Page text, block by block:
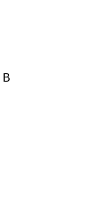
В